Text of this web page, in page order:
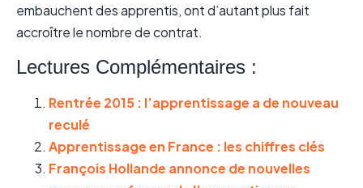
embauchent des apprentis, ont d’autant plus fait
accroître le nombre de contrat.
Lectures Complémentaires :
Rentrée 2015 : l’apprentissage a de nouveau
reculé
Apprentissage en France : les chiffres clés
François Hollande annonce de nouvelles